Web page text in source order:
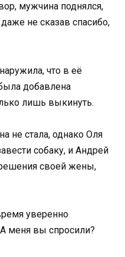
мужчина поднялся,
не сказав спасибо,
что в её
добавлена
лишь выкинуть.
не стала, однако Оля
собаку, и Андрей
своей жены,
уверенно
меня вы спросили?